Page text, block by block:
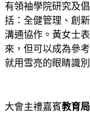
有領袖學院研究及
括：全健管理、創
溝通協作。黃女士
來，但可以成為參
就用雪亮的眼睛識
大會主禮嘉賓教育